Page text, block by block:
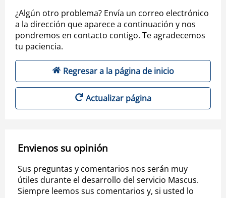
¿Algún otro problema? Envía un correo electrónico
a la dirección que aparece a continuación y nos
pondremos en contacto contigo. Te agradecemos
tu paciencia.
Regresar a la página de inicio
Actualizar página
Envienos su opinión
Sus preguntas y comentarios nos serán muy
útiles durante el desarrollo del servicio Mascus.
Siempre leemos sus comentarios y, si usted lo